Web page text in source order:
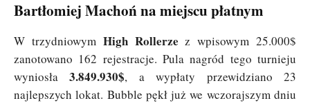
Bartłomiej Machoń na miejscu płatnym
W trzydniowymHigh Rollerze z wpisowym 25.000$
zanotowano 162 rejestracje. Pula nagród tego turnieju
wyniosła 3.849.930$, a wypłaty przewidziano 23
najlepszych lokat. Bubble pękł już we wczorajszym dniu